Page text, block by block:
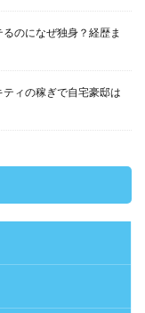
のになぜ独身？経歴ま
ィの稼ぎで自宅豪邸は